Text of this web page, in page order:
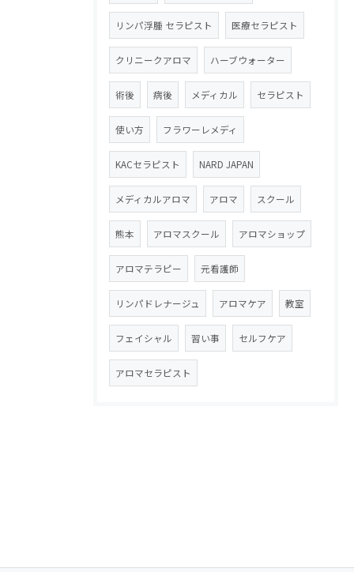
リンパ浮腫 セラピスト 医療セラピスト
クリニークアロマ ハーブウォーター
術後 病後 メディカル セラピスト
使い方 フラワーレメディ
KACセラピスト NARD JAPAN
メディカルアロマ アロマ スクール
熊本 アロマスクール アロマショップ
アロマテラピー 元看護師
リンパドレナージュ アロマケア 教室
フェイシャル 習い事 セルフケア
アロマセラピスト